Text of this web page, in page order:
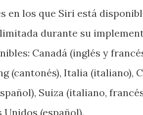
en los que Siri está
durante su
Canadá (inglés y
(cantonés), Italia (italiano),
Suiza (italiano,
(español).